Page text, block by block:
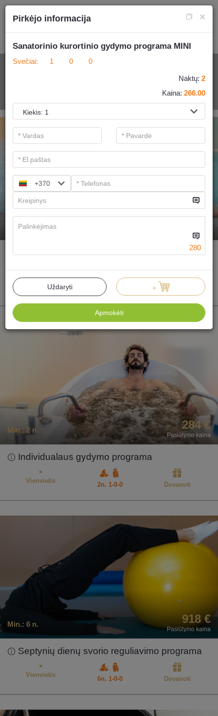
Min.: 2 n. 266 €
Sanatorinio kurortinio gydymo programa
Dovanoti
Vienvietis
2n. 1-0-0
Min.: 2 n. 284 €
Pasiūlymo kaina
Individualaus gydymo programa
Dovanoti
Vienvietis
2n. 1-0-0
Min.: 6 n. 918 €
Pasiūlymo kaina
Septynių dienų svorio reguliavimo programa
Dovanoti
Vienvietis
6n. 1-0-0
×
Pirkėjo informacija
Sanatorinio kurortinio gydymo programa MINI
Svečiai: 1 0 0
Naktų: 2
Kaina: 266.00
+370
280
Uždaryti +
Apmokėti